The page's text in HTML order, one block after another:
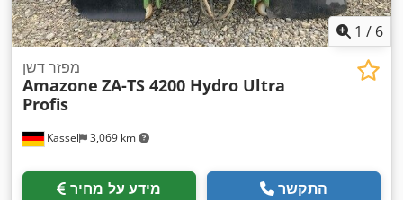
1 / 6
Kassel 3,069 km
מפזר דשן
Amazone ZA-TS 4200 Hydro Ultra
Profis
מידע על מחיר התקשר